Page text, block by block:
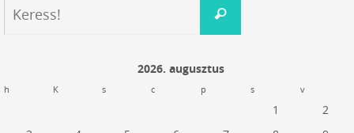
Keress!
2026. augusztus
h K s c p s v
1
2